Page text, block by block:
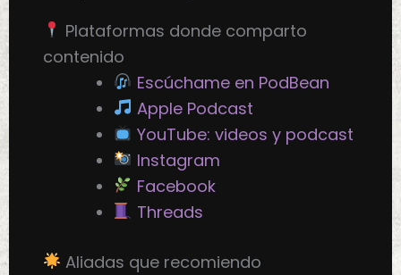
Plataformas donde comparto
contenido
Escúchame en PodBean
Apple Podcast
YouTube: videos y podcast
Instagram
Facebook
Threads
Aliadas que recomiendo